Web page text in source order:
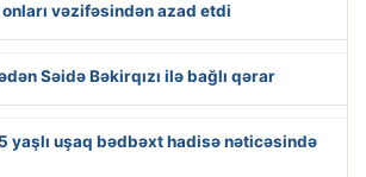
vəzifəsindən azad etdi
Səidə Bəkirqızı ilə bağlı qərar
yaşlı uşaq bədbəxt hadisə nəticəsində